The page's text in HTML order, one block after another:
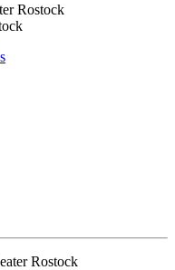
Rostock
Rostock